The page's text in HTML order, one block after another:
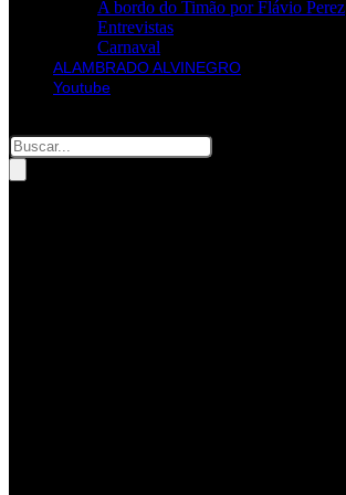
A bordo do Timão por Flávio Perez
Entrevistas
Carnaval
ALAMBRADO ALVINEGRO
Youtube